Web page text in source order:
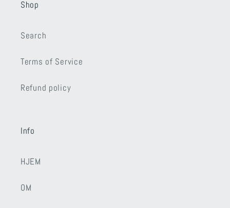
Shop
Search
Terms of Service
Refund policy
Info
HJEM
OM